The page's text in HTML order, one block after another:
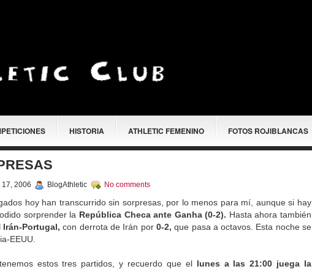
HISTORIA ATHLETIC FEMENINO FOTOS ROJIBLANCAS
2006 BlogAthletic No comments
hoy han transcurrido sin sorpresas, por lo menos para mí, aunque si hay
sorprender la República Checa ante Ganha (0-2). Hasta ahora también
Irán-Portugal, con derrota de Irán por 0-2, que pasa a octavos. Esta noche se
EEUU.
estos tres partidos, y recuerdo que el lunes a las 21:00 juega la